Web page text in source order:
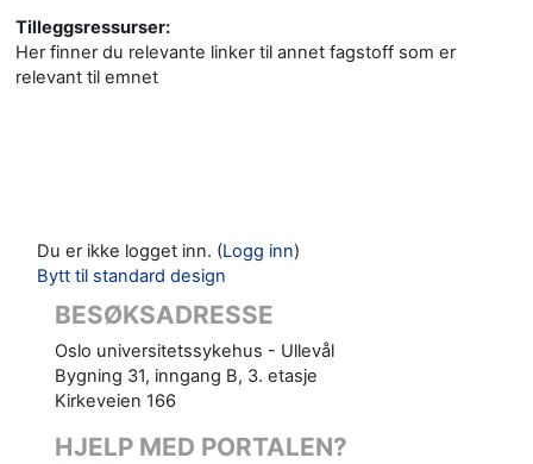
Tilleggsressurser:
Her finner du relevante linker til annet fagstoff som er
relevant til emnet
Du er ikke logget inn. (Logg inn)
Bytt til standard design
BESØKSADRESSE
Oslo universitetssykehus - Ullevål
Bygning 31, inngang B, 3. etasje
Kirkeveien 166
HJELP MED PORTALEN?